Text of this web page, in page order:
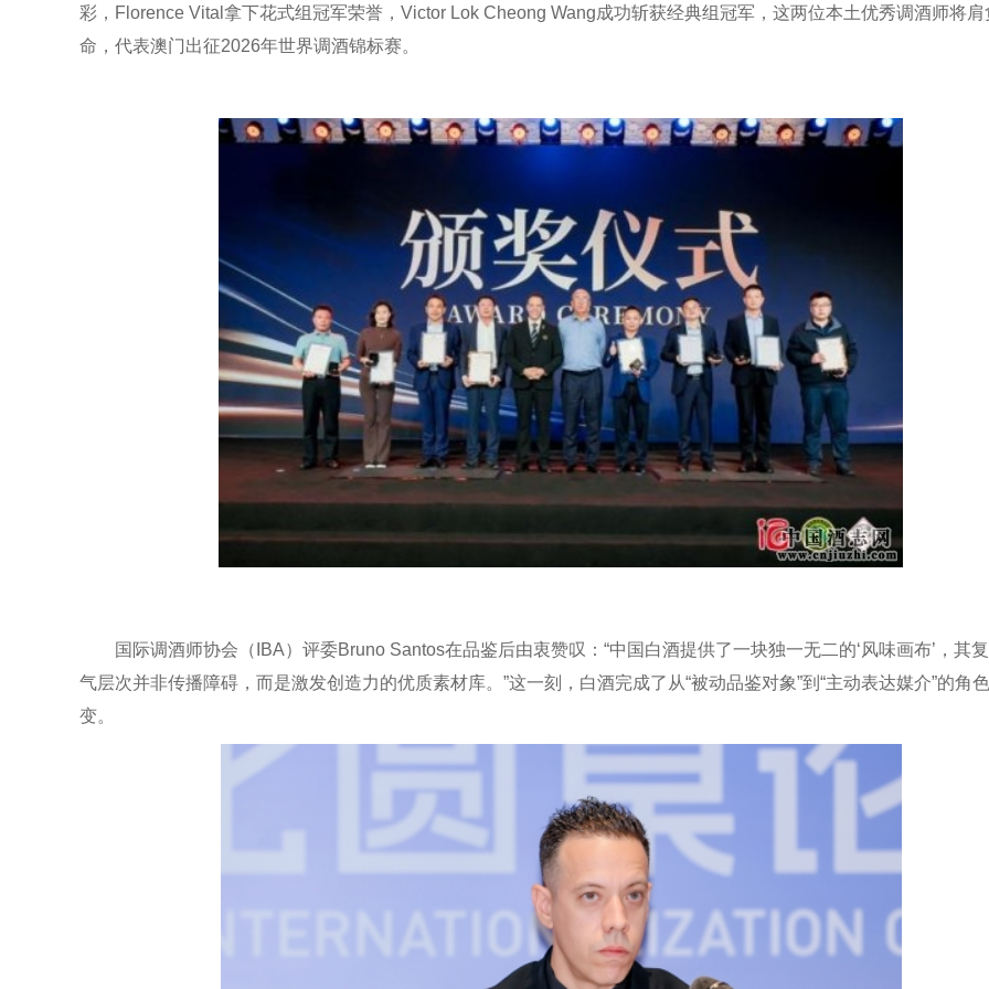
彩，Florence Vital拿下花式组冠军荣誉，Victor Lok Cheong Wang成功斩获经典组冠军，这两位本土优秀调酒师将肩
命，代表澳门出征2026年世界调酒锦标赛。
国际调酒师协会（IBA）评委Bruno Santos在品鉴后由衷赞叹：“中国白酒提供了一块独一无二的‘风味画布’，其
气层次并非传播障碍，而是激发创造力的优质素材库。”这一刻，白酒完成了从“被动品鉴对象”到“主动表达媒介”的角
变。